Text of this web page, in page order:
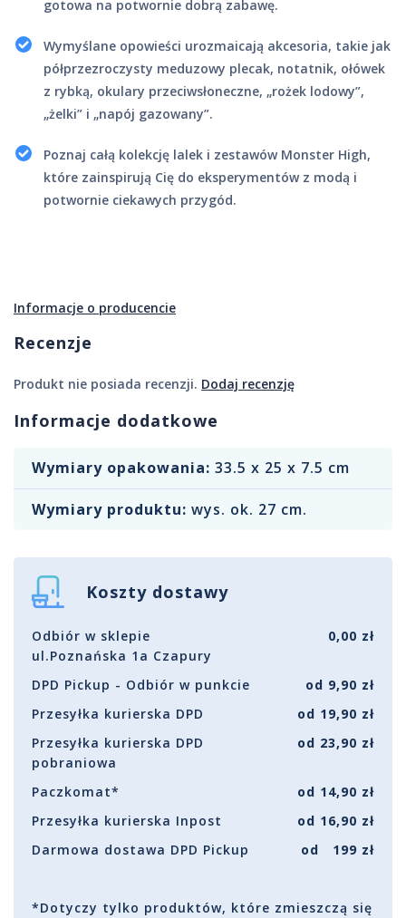
gotowa na potwornie dobrą zabawę.
Wymyślane opowieści urozmaicają akcesoria, takie jak
półprzezroczysty meduzowy plecak, notatnik, ołówek
z rybką, okulary przeciwsłoneczne, „rożek lodowy”,
„żelki” i „napój gazowany”.
Poznaj całą kolekcję lalek i zestawów Monster High,
które zainspirują Cię do eksperymentów z modą i
potwornie ciekawych przygód.
Informacje o producencie
Recenzje
Produkt nie posiada recenzji. Dodaj recenzję
Informacje dodatkowe
Wymiary opakowania: 33.5 x 25 x 7.5 cm
Wymiary produktu: wys. ok. 27 cm.
Koszty dostawy
Odbiór w sklepie
ul.Poznańska 1a Czapury
0,00 zł
DPD Pickup - Odbiór w punkcie
od 9,90 zł
Przesyłka kurierska DPD
od 19,90 zł
Przesyłka kurierska DPD
pobraniowa
od 23,90 zł
Paczkomat*
od 14,90 zł
Przesyłka kurierska Inpost
od 16,90 zł
Darmowa dostawa DPD Pickup
od 199 zł
*Dotyczy tylko produktów, które zmieszczą się